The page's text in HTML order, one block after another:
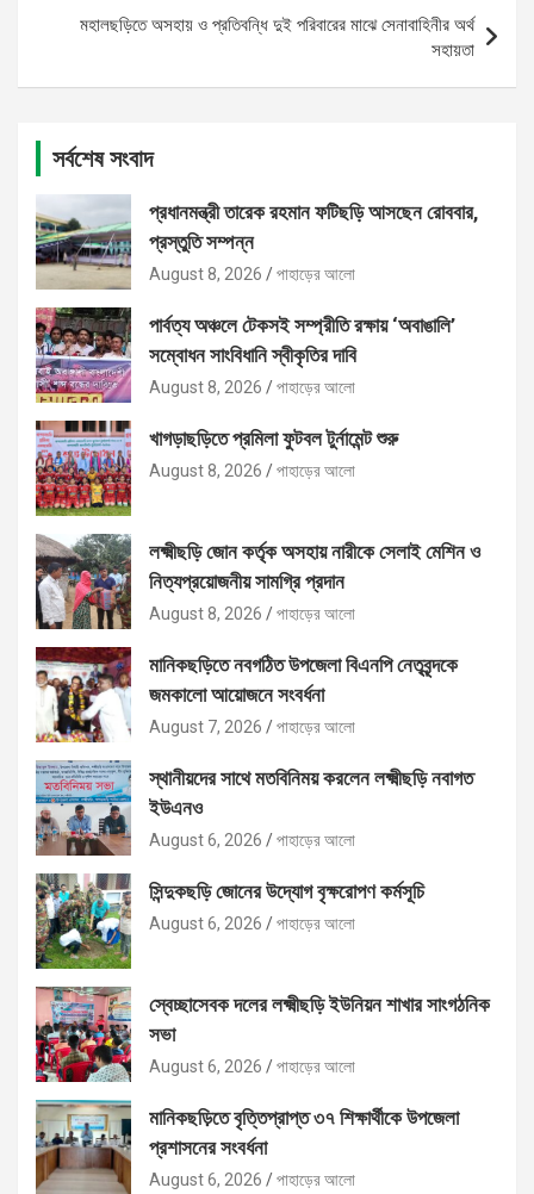
মহালছড়িতে অসহায় ও প্রতিবন্ধি দুই পরিবারের মাঝে সেনাবাহিনীর অর্থ
সহায়তা
সর্বশেষ সংবাদ
প্রধানমন্ত্রী তারেক রহমান ফটিছড়ি আসছেন রোববার,
প্রস্তুতি সম্পন্ন
August 8, 2026 পাহাড়ের আলো
পার্বত্য অঞ্চলে টেকসই সম্প্রীতি রক্ষায় ‘অবাঙালি’
সম্বোধন সাংবিধানি স্বীকৃতির দাবি
August 8, 2026 পাহাড়ের আলো
খাগড়াছড়িতে প্রমিলা ফুটবল টুর্নামেন্ট শুরু
August 8, 2026 পাহাড়ের আলো
লক্ষ্মীছড়ি জোন কর্তৃক অসহায় নারীকে সেলাই মেশিন ও
নিত্যপ্রয়োজনীয় সামগ্রি প্রদান
August 8, 2026 পাহাড়ের আলো
মানিকছড়িতে নবগঠিত উপজেলা বিএনপি নেতৃবৃন্দকে
জমকালো আয়োজনে সংবর্ধনা
August 7, 2026 পাহাড়ের আলো
স্থানীয়দের সাথে মতবিনিময় করলেন লক্ষ্মীছড়ি নবাগত
ইউএনও
August 6, 2026 পাহাড়ের আলো
সিন্দুকছড়ি জোনের উদ্যোগ বৃক্ষরোপণ কর্মসূচি
August 6, 2026 পাহাড়ের আলো
স্বেচ্ছাসেবক দলের লক্ষ্মীছড়ি ইউনিয়ন শাখার সাংগঠনিক
সভা
August 6, 2026 পাহাড়ের আলো
মানিকছড়িতে বৃত্তিপ্রাপ্ত ৩৭ শিক্ষার্থীকে উপজেলা
প্রশাসনের সংবর্ধনা
August 6, 2026 পাহাড়ের আলো